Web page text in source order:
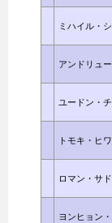
ミハイル・
アンドリュ
ユードン・
トモキ・ヒ
ロマン・サ
ヨンヒョン